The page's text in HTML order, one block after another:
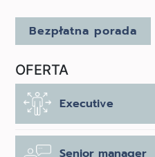
Bezpłatna porada
OFERTA
Executive
Senior manager